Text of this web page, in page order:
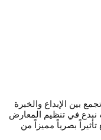
بين الإبداع والخبرة
نبدع في تنظيم المعارض
تأثيراً بصرياً مميزاً من